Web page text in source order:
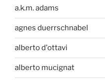
a.k.m. adams
agnes duerrschnabel
alberto d'ottavi
alberto mucignat